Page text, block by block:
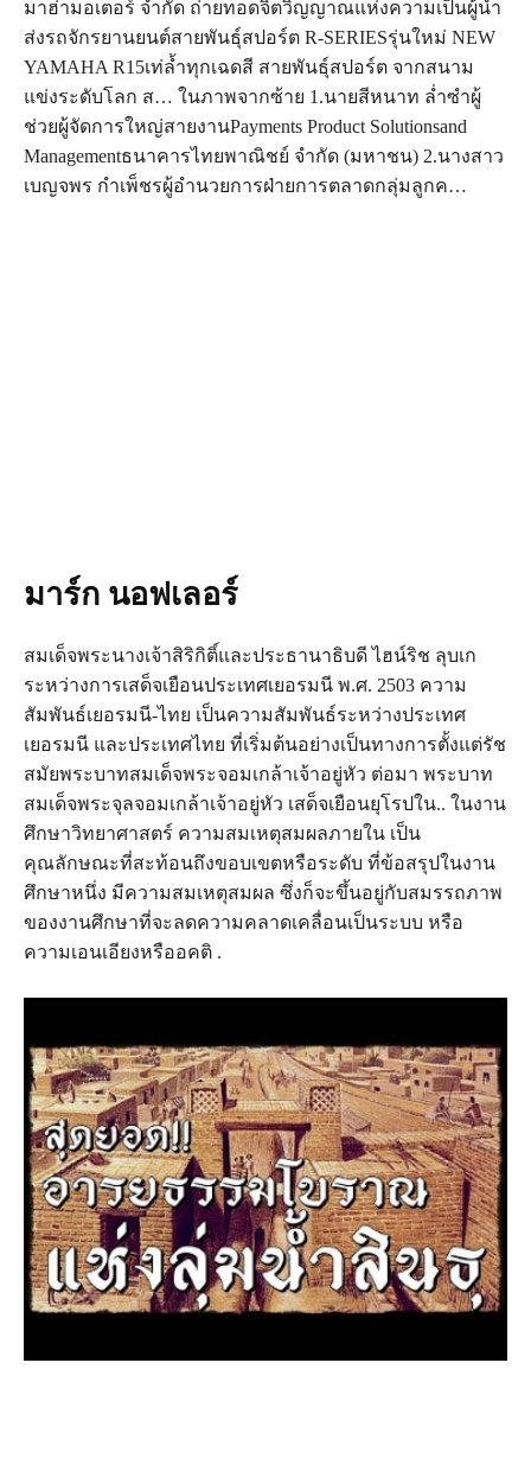
มาฮ่ามอเตอร์ จำกัด ถ่ายทอดจิตวิญญาณแห่งความเป็นผู้นำ
ส่งรถจักรยานยนต์สายพันธุ์สปอร์ต R-SERIESรุ่นใหม่ NEW
YAMAHA R15เท่ล้ำทุกเฉดสี สายพันธุ์สปอร์ต จากสนาม
แข่งระดับโลก ส… ในภาพจากซ้าย 1.นายสีหนาท ล่ำซำผู้
ช่วยผู้จัดการใหญ่สายงานPayments Product Solutionsand
Managementธนาคารไทยพาณิชย์ จำกัด (มหาชน) 2.นางสาว
เบญจพร กำเพ็ชรผู้อำนวยการฝ่ายการตลาดกลุ่มลูกค…
มาร์ก นอฟเลอร์
สมเด็จพระนางเจ้าสิริกิติ์และประธานาธิบดี ไฮน์ริช ลุบเก
ระหว่างการเสด็จเยือนประเทศเยอรมนี พ.ศ. 2503 ความ
สัมพันธ์เยอรมนี-ไทย เป็นความสัมพันธ์ระหว่างประเทศ
เยอรมนี และประเทศไทย ที่เริ่มต้นอย่างเป็นทางการตั้งแต่รัช
สมัยพระบาทสมเด็จพระจอมเกล้าเจ้าอยู่หัว ต่อมา พระบาท
สมเด็จพระจุลจอมเกล้าเจ้าอยู่หัว เสด็จเยือนยุโรปใน.. ในงาน
ศึกษาวิทยาศาสตร์ ความสมเหตุสมผลภายใน เป็น
คุณลักษณะที่สะท้อนถึงขอบเขตหรือระดับ ที่ข้อสรุปในงาน
ศึกษาหนึ่ง มีความสมเหตุสมผล ซึ่งก็จะขึ้นอยู่กับสมรรถภาพ
ของงานศึกษาที่จะลดความคลาดเคลื่อนเป็นระบบ หรือ
ความเอนเอียงหรืออคติ .